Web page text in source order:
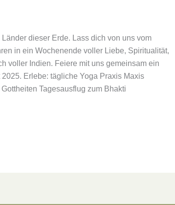
dieser Erde. Lass dich von uns vom
in ein Wochenende voller Liebe, Spiritualität,
voller Indien. Feiere mit uns gemeinsam ein
Erlebe: tägliche Yoga Praxis Maxis
Tagesausflug zum Bhakti